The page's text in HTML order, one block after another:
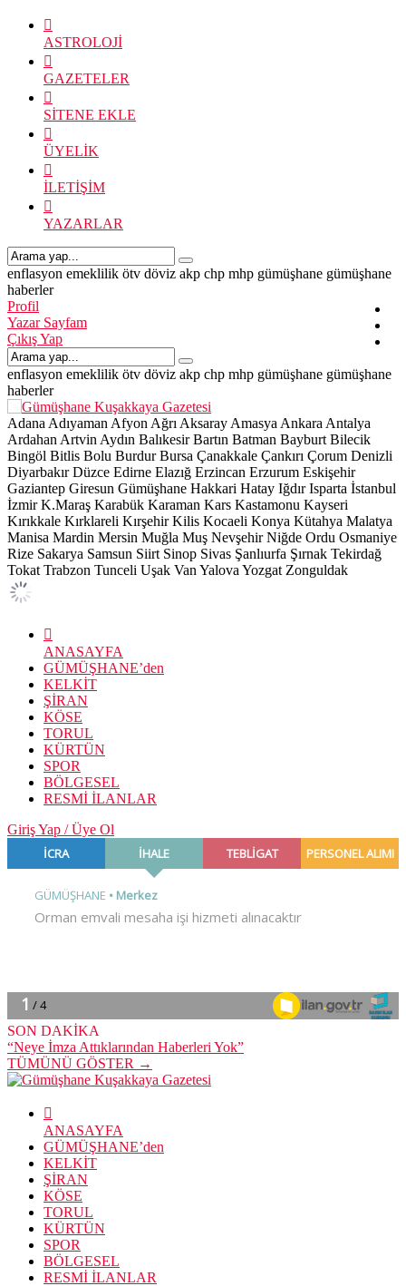
ASTROLOJİ
GAZETELER
SİTENE EKLE
ÜYELİK
İLETİŞİM
YAZARLAR
enflasyon emeklilik ötv döviz akp chp mhp gümüşhane gümüşhane
haberler
Profil
Yazar Sayfam
Çıkış Yap
enflasyon emeklilik ötv döviz akp chp mhp gümüşhane gümüşhane
haberler
Adana Adıyaman Afyon Ağrı Aksaray Amasya Ankara Antalya
Ardahan Artvin Aydın Balıkesir Bartın Batman Bayburt Bilecik
Bingöl Bitlis Bolu Burdur Bursa Çanakkale Çankırı Çorum Denizli
Diyarbakır Düzce Edirne Elazığ Erzincan Erzurum Eskişehir
Gaziantep Giresun Gümüşhane Hakkari Hatay Iğdır Isparta İstanbul
İzmir K.Maraş Karabük Karaman Kars Kastamonu Kayseri
Kırıkkale Kırklareli Kırşehir Kilis Kocaeli Konya Kütahya Malatya
Manisa Mardin Mersin Muğla Muş Nevşehir Niğde Ordu Osmaniye
Rize Sakarya Samsun Siirt Sinop Sivas Şanlıurfa Şırnak Tekirdağ
Tokat Trabzon Tunceli Uşak Van Yalova Yozgat Zonguldak
ANASAYFA
GÜMÜŞHANE’den
KELKİT
ŞİRAN
KÖSE
TORUL
KÜRTÜN
SPOR
BÖLGESEL
RESMİ İLANLAR
Giriş Yap / Üye Ol
SON DAKİKA
“Neye İmza Attıklarından Haberleri Yok”
TÜMÜNÜ GÖSTER →
ANASAYFA
GÜMÜŞHANE’den
KELKİT
ŞİRAN
KÖSE
TORUL
KÜRTÜN
SPOR
BÖLGESEL
RESMİ İLANLAR